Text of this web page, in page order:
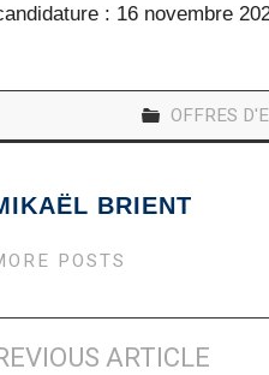
: 16 novembre
OFFRES
BRIENT
POSTS
ARTICLE